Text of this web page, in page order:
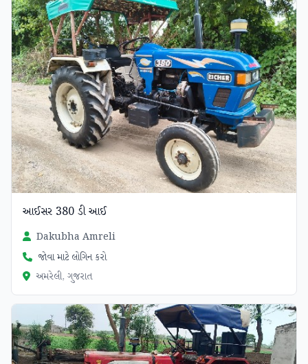
આઈસર 380 ડી આઈ
Dakubha Amreli
જોવા માટે લોગિન કરો
અમરેલી, ગુજરાત